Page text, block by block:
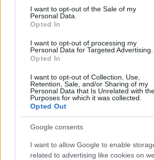
consent section.
I want to opt-out of the Sale of my
Personal Data.
Opted In
I want to opt-out of processing my
Personal Data for Targeted Advertising.
Opted In
I want to opt-out of Collection, Use,
Retention, Sale, and/or Sharing of my
Personal Data that Is Unrelated with
Purposes for which it was collected.
Opted Out
Google consents
I want to allow Google to enable
related to advertising like cookies on
ΓΝΩΜΕΣ
11/03/2026
Από την
στο σήμερα: Tο